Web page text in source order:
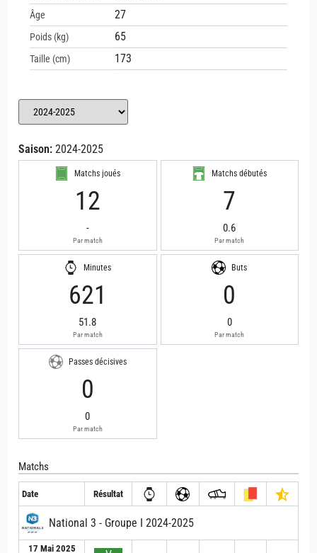
Âge 27
Poids (kg) 65
Taille (cm) 173
Saison: 2024-2025
Matchs joués
12
-
Par match
Matchs débutés
7
0.6
Par match
Minutes
621
51.8
Par match
Buts
0
0
Par match
Passes décisives
0
0
Par match
Matchs
Date Résultat
National 3 - Groupe I 2024-2025
17 Mai 2025